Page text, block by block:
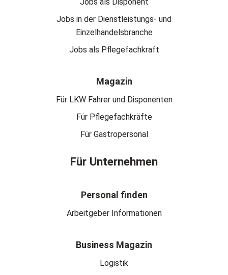
Jobs als Disponent
Jobs in der Dienstleistungs- und
Einzelhandelsbranche
Jobs als Pflegefachkraft
Magazin
Für LKW Fahrer und Disponenten
Für Pflegefachkräfte
Für Gastropersonal
Für Unternehmen
Personal finden
Arbeitgeber Informationen
Business Magazin
Logistik